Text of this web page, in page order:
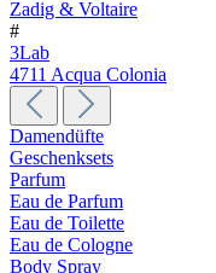
Zadig & Voltaire
#
3Lab
4711 Acqua Colonia
Damendüfte
Geschenksets
Parfum
Eau de Parfum
Eau de Toilette
Eau de Cologne
Body Spray